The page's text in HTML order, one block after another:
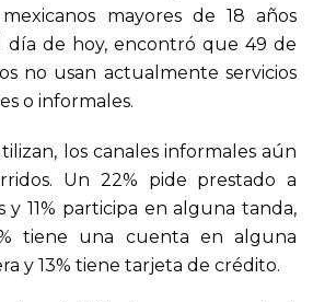
mayores de 18 años
día de hoy, encontró que 49 de
no usan actualmente servicios
o informales.
los canales informales aún
Un 22% pide prestado a
y 11% participa en alguna tanda,
tiene una cuenta en alguna
y 13% tiene tarjeta de crédito.